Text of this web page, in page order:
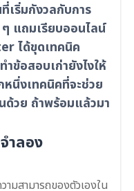
เริ่มกังวลกับการ
แถมเรียบออนไลน์
ได้ขุดเทคนิค
ข้อสอบเก่ายังไงให้
นึ่งเทคนิคที่จะช่วย
ด้วย ถ้าพร้อมแล้วมา
ำลอง
มสามารถของตัวเองใน